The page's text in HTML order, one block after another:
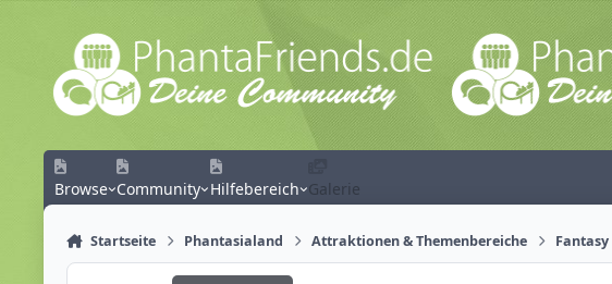
Zum Inhalt springen
Browse Community Hilfebereich Galerie
Startseite Phantasialand Attraktionen & Themenbereiche Fantasy